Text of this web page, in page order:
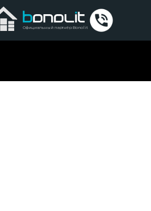
Официальный партнёр Bonolit